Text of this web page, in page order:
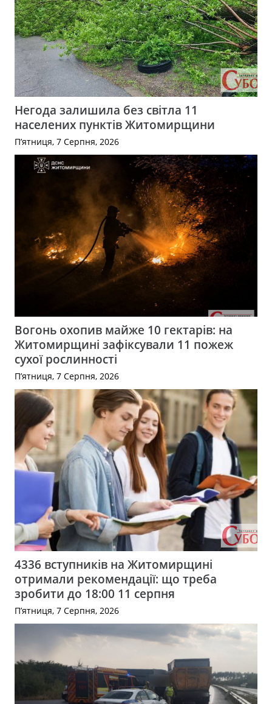
Негода залишила без світла 11
населених пунктів Житомирщини
П’ятниця, 7 Серпня, 2026
Вогонь охопив майже 10 гектарів: на
Житомирщині зафіксували 11 пожеж
сухої рослинності
П’ятниця, 7 Серпня, 2026
4336 вступників на Житомирщині
отримали рекомендації: що треба
зробити до 18:00 11 серпня
П’ятниця, 7 Серпня, 2026